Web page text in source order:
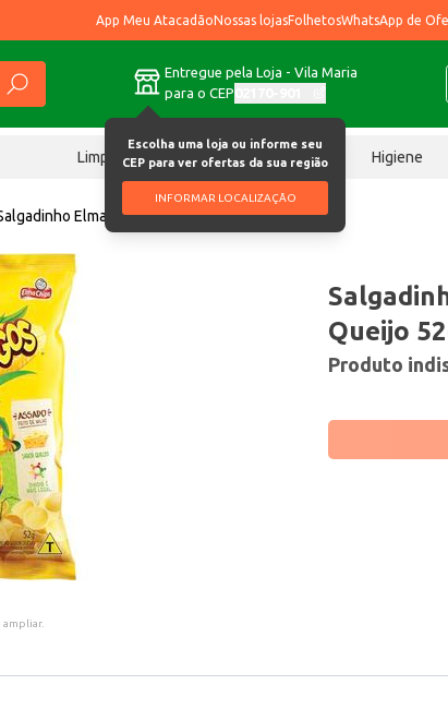
App Meu AtacadãoNossas lojasFolhetosWhatsApp de
Entregue pela Loja - Vila Maria
para o CEP
Escolha uma loja ou informe seu
CEP para ver ofertas da sua região
INFORMAR LOCALIZAÇÃO
Limpeza Chocolates Higiene
Elma Chips Fandangos Queijo 52g
ampliar.
Queijo
Produto